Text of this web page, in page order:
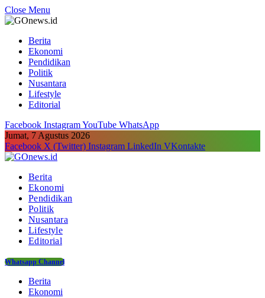
Close Menu
Berita
Ekonomi
Pendidikan
Politik
Nusantara
Lifestyle
Editorial
Facebook InstagramYouTube WhatsApp
Jumat, 7 Agustus 2026
Facebook X (Twitter) Instagram LinkedIn VKontakte
Berita
Ekonomi
Pendidikan
Politik
Nusantara
Lifestyle
Editorial
Whatsapp Channel
Berita
Ekonomi